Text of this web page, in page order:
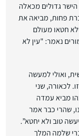
הישר גדולים מכאלה
פחות, מביאה את
חטאו מעולם
נאמר: "עין לא
ואולי למעשה
לכאורה, שני
מביא עמדה
שהרי כבר אמר
טוב ולא יחטא”.
שלמה המלך